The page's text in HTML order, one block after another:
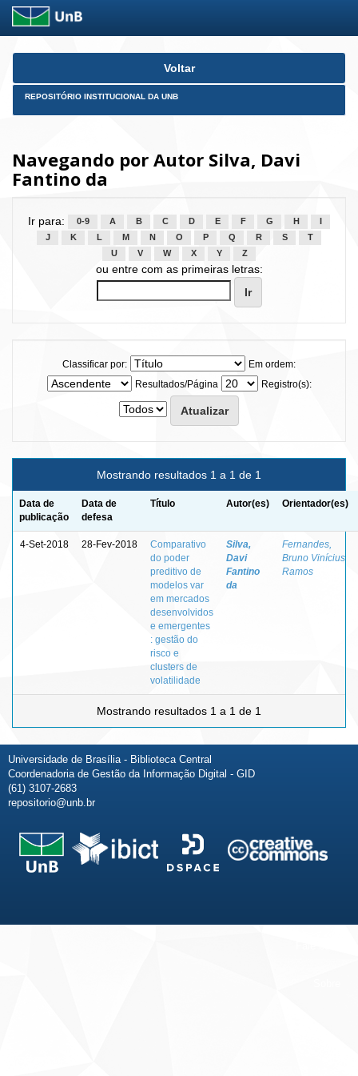
Skip
Voltar
REPOSITÓRIO INSTITUCIONAL DA UNB
Navegando por Autor Silva, Davi
Fantino da
Ir para: 0-9 A B C D E F G H
J
K L M N O P Q R S
T
U
V W X Y Z
ou entre com as primeiras letras:
Classificar por:
Em ordem:
Resultados/Página
Registro(s):
Mostrando resultados 1 a 1 de 1
Data de
publicação
Data de
defesa
Título Autor(es) Orientador(es)
4-Set-2018 28-Fev-2018
Comparativo
do poder
preditivo de
modelos var
em mercados
desenvolvidos
e emergentes
: gestão do
risco e
clusters de
volatilidade
Silva,
Davi
Fantino
da
Fernandes,
Bruno Vinícius
Ramos
Mostrando resultados 1 a 1 de 1
Universidade de Brasília - Biblioteca Central
Coordenadoria de Gestão da Informação Digital - GID
(61) 3107-2683
repositorio@unb.br